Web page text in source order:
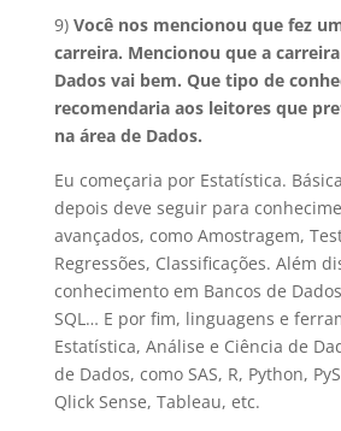
9) Você nos mencionou que fez
carreira. Mencionou que a
Dados vai bem. Que tipo de
recomendaria aos leitores que
na área de Dados.
Eu começaria por Estatística.
depois deve seguir para
avançados, como Amostragem,
Regressões, Classificações. Além
conhecimento em Bancos de
SQL… E por fim, linguagens e
Estatística, Análise e Ciência de
de Dados, como SAS, R, Python,
Qlick Sense, Tableau, etc.